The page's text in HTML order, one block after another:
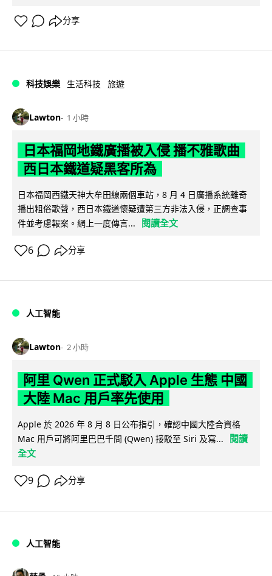
分享
科技娛樂 生活科技 旅遊
Lawton 1 小時
日本福岡地鐵廣播被入侵 播不雅歌曲
西日本鐵道疑黑客所為
日本福岡西鐵天神大牟田線兩個車站，8 月 4 日廣播系統離奇
播出粗俗歌聲，西日本鐵道懷疑遭第三方非法入侵，正調查事
件並考慮報案。網上一度傳言...
閱讀全文
6 分享
人工智能
Lawton 2 小時
阿里 Qwen 正式駁入 Apple 生態 中國
大陸 Mac 用戶率先使用
Apple 於 2026 年 8 月 8 日公布指引，確認中國大陸合資格
Mac 用戶可將阿里巴巴千問 (Qwen) 接駁至 Siri 及寫...
閱讀
全文
9 分享
人工智能